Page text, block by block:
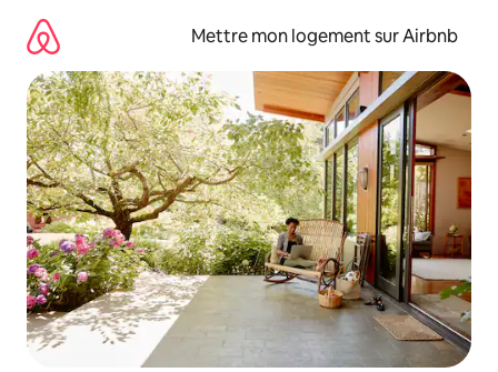
directement
contenu
Mettre mon logement sur Airbnb